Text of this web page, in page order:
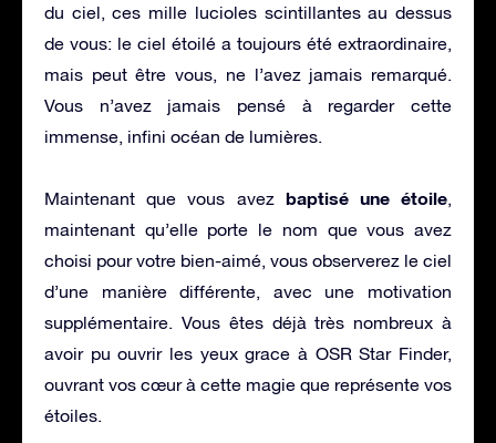
du ciel, ces mille lucioles scintillantes au dessus
de vous: le ciel étoilé a toujours été extraordinaire,
mais peut être vous, ne l’avez jamais remarqué.
Vous n’avez jamais pensé à regarder cette
immense, infini océan de lumières.
Maintenant que vous avez baptisé une étoile,
maintenant qu’elle porte le nom que vous avez
choisi pour votre bien-aimé, vous observerez le ciel
d’une manière différente, avec une motivation
supplémentaire. Vous êtes déjà très nombreux à
avoir pu ouvrir les yeux grace à OSR Star Finder,
ouvrant vos cœur à cette magie que représente vos
étoiles.